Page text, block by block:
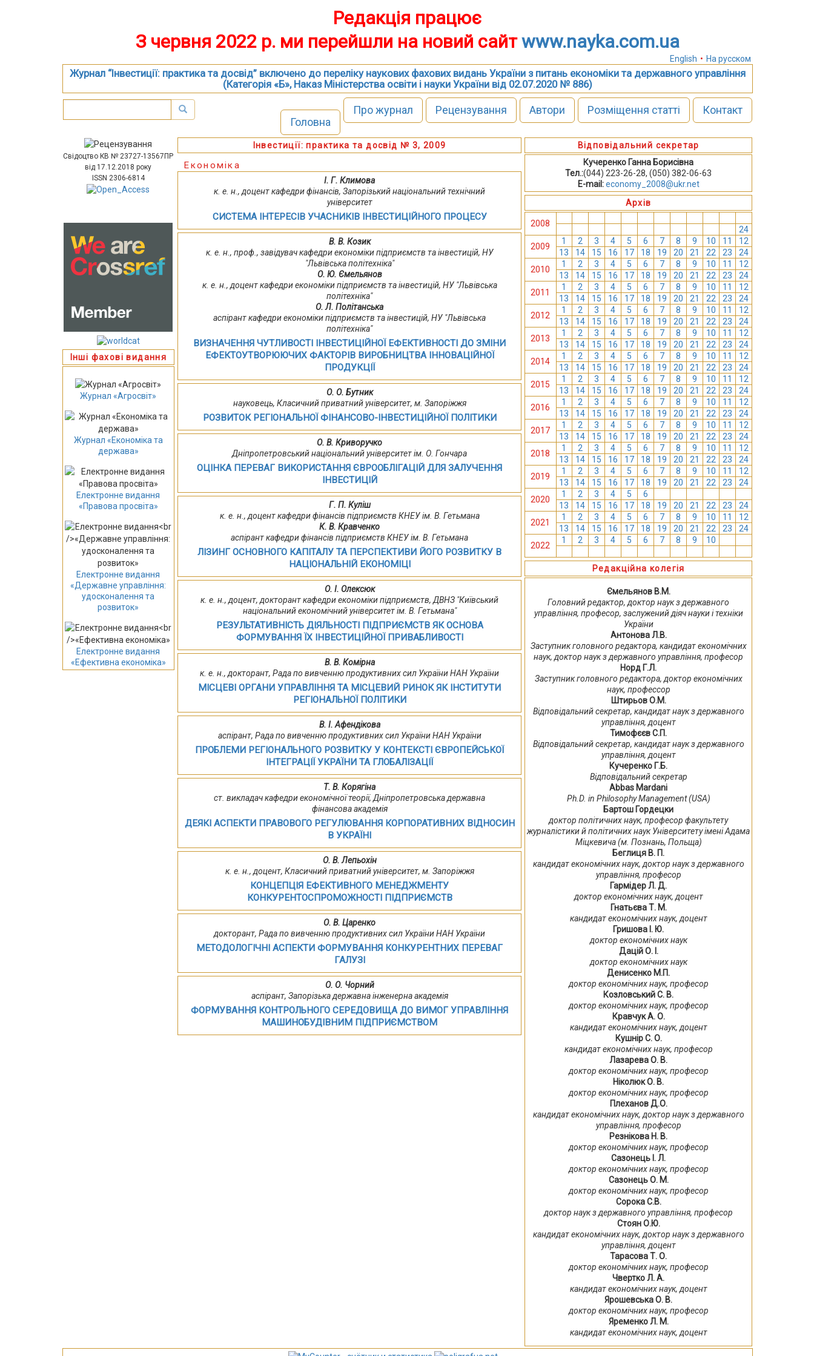
Редакція працює
З червня 2022 р. ми перейшли на новий сайтwww.nayka.com.ua
English • На русском
Журнал “Інвестиції: практика та досвід” включено до переліку наукових фахових видань України з питань економіки та державного управління
(Категорія «Б», Наказ Міністерства освіти і науки України від 02.07.2020 № 886)
Головна
Про журнал Рецензування Автори Розміщення статті Контакт
Свідоцтво КВ № 23727-13567ПР
від 17.12.2018 року
ISSN 2306-6814
Інші фахові видання
Журнал «Агросвіт»
Журнал «Економіка та
держава»
Електронне видання
«Правова просвіта»
Електронне видання
«Державне управління:
удосконалення та
розвиток»
Електронне видання
«Ефективна економіка»
Інвестиції: практика та досвід № 3, 2009
Економіка
І. Г. Климова
к. е. н., доцент кафедри фінансів, Запорізький національний технічний
університет
СИСТЕМА ІНТЕРЕСІВ УЧАСНИКІВ ІНВЕСТИЦІЙНОГО ПРОЦЕСУ
В. В. Козик
к. е. н., проф., завідувач кафедри економіки підприємств та інвестицій, НУ
"Львівська політехніка"
О. Ю. Ємельянов
к. е. н., доцент кафедри економіки підприємств та інвестицій, НУ "Львівська
політехніка"
О. Л. Політанська
аспірант кафедри економіки підприємств та інвестицій, НУ "Львівська
політехніка"
ВИЗНАЧЕННЯ ЧУТЛИВОСТІ ІНВЕСТИЦІЙНОЇ ЕФЕКТИВНОСТІ ДО ЗМІНИ
ЕФЕКТОУТВОРЮЮЧИХ ФАКТОРІВ ВИРОБНИЦТВА ІННОВАЦІЙНОЇ
ПРОДУКЦІЇ
О. О. Бутник
науковець, Класичний приватний університет, м. Запоріжжя
РОЗВИТОК РЕГІОНАЛЬНОЇ ФІНАНСОВО-ІНВЕСТИЦІЙНОЇ ПОЛІТИКИ
О. В. Криворучко
Дніпропетровський національний університет ім. О. Гончара
ОЦІНКА ПЕРЕВАГ ВИКОРИСТАННЯ ЄВРООБЛІГАЦІЙ ДЛЯ ЗАЛУЧЕННЯ
ІНВЕСТИЦІЙ
Г. П. Куліш
к. е. н., доцент кафедри фінансів підприємств КНЕУ ім. В. Гетьмана
К. В. Кравченко
аспірант кафедри фінансів підприємств КНЕУ ім. В. Гетьмана
ЛІЗИНГ ОСНОВНОГО КАПІТАЛУ ТА ПЕРСПЕКТИВИ ЙОГО РОЗВИТКУ В
НАЦІОНАЛЬНІЙ ЕКОНОМІЦІ
О. І. Олексюк
к. е. н., доцент, докторант кафедри економіки підприємств, ДВНЗ "Київський
національний економічний університет ім. В. Гетьмана"
РЕЗУЛЬТАТИВНІСТЬ ДІЯЛЬНОСТІ ПІДПРИЄМСТВ ЯК ОСНОВА
ФОРМУВАННЯ ЇХ ІНВЕСТИЦІЙНОЇ ПРИВАБЛИВОСТІ
В. В. Комірна
к. е. н., докторант, Рада по вивченню продуктивних сил України НАН України
МІСЦЕВІ ОРГАНИ УПРАВЛІННЯ ТА МІСЦЕВИЙ РИНОК ЯК ІНСТИТУТИ
РЕГІОНАЛЬНОЇ ПОЛІТИКИ
В. І. Афендікова
аспірант, Рада по вивченню продуктивних сил України НАН України
ПРОБЛЕМИ РЕГІОНАЛЬНОГО РОЗВИТКУ У КОНТЕКСТІ ЄВРОПЕЙСЬКОЇ
ІНТЕГРАЦІЇ УКРАЇНИ ТА ГЛОБАЛІЗАЦІЇ
Т. В. Корягіна
ст. викладач кафедри економічної теорії, Дніпропетровська державна
фінансова академія
ДЕЯКІ АСПЕКТИ ПРАВОВОГО РЕГУЛЮВАННЯ КОРПОРАТИВНИХ ВІДНОСИН
В УКРАЇНІ
О. В. Лепьохін
к. е. н., доцент, Класичний приватний університет, м. Запоріжжя
КОНЦЕПЦІЯ ЕФЕКТИВНОГО МЕНЕДЖМЕНТУ
КОНКУРЕНТОСПРОМОЖНОСТІ ПІДПРИЄМСТВ
О. В. Царенко
докторант, Рада по вивченню продуктивних сил України НАН України
МЕТОДОЛОГІЧНІ АСПЕКТИ ФОРМУВАННЯ КОНКУРЕНТНИХ ПЕРЕВАГ
ГАЛУЗІ
О. О. Чорний
аспірант, Запорізька державна інженерна академія
ФОРМУВАННЯ КОНТРОЛЬНОГО СЕРЕДОВИЩА ДО ВИМОГ УПРАВЛІННЯ
МАШИНОБУДІВНИМ ПІДПРИЄМСТВОМ
Відповідальний секретар
Кучеренко Ганна Борисівна
Тел.:(044) 223-26-28, (050) 382-06-63
E-mail:economy_2008@ukr.net
Архів
2008
24
2009
1 2 3 4 5 6 7 8 9 10 11
12
13
14 15 16 17 18 19 20 21 22 23
24
2010
1 2 3 4 5 6 7 8 9 10 11
12
13
14 15 16 17 18 19 20 21 22 23
24
2011
1 2 3 4 5 6 7 8 9 10 11
12
13
14 15 16 17 18 19 20 21 22 23
24
2012
1 2 3 4 5 6 7 8 9 10 11
12
13
14 15 16 17 18 19 20 21 22 23
24
2013
1 2 3 4 5 6 7 8 9 10 11
12
13
14 15 16 17 18 19 20 21 22 23
24
2014
1 2 3 4 5 6 7 8 9 10 11
12
13
14 15 16 17 18 19 20 21 22 23
24
2015
1 2 3 4 5 6 7 8 9 10 11
12
13
14 15 16 17 18 19 20 21 22 23
24
2016
1 2 3 4 5 6 7 8 9 10 11
12
13
14 15 16 17 18 19 20 21 22 23
24
2017
1 2 3 4 5 6 7 8 9 10 11
12
13
14 15 16 17 18 19 20 21 22 23
24
2018
1 2 3 4 5 6 7 8 9 10 11
12
13
14 15 16 17 18 19 20 21 22 23
24
2019
1 2 3 4 5 6 7 8 9 10 11
12
13
14 15 16 17 18 19 20 21 22 23
24
2020
1 2 3 4 5 6
13
14 15 16 17 18 19 20 21 22 23
24
2021
1 2 3 4 5 6 7 8 9 10 11
12
13
14 15 16 17 18 19 20 21 22 23
24
2022
1 2 3 4 5 6 7 8 9 10
Редакційна колегія
Ємельянов В.М.
Головний редактор, доктор наук з державного
управління, професор, заслужений діяч науки і техніки
України
Антонова Л.В.
Заступник головного редактора, кандидат економічних
наук, доктор наук з державного управління, професор
Норд Г.Л.
Заступник головного редактора, доктор економічних
наук, профессор
Штирьов О.М.
Відповідальний секретар, кандидат наук з державного
управління, доцент
Тимофєєв С.П.
Відповідальний секретар, кандидат наук з державного
управління, доцент
Кучеренко Г.Б.
Відповідальний секретар
Abbas Mardani
Ph.D. in Philosophy Management (USA)
Бартош Гордецки
доктор політичних наук, професор факультету
журналістики й політичних наук Університету імені Адама
Міцкевича (м. Познань, Польща)
Беглиця В. П.
кандидат економічних наук, доктор наук з державного
управління, професор
Гармідер Л. Д.
доктор економічних наук, доцент
Гнатьєва Т. М.
кандидат економічних наук, доцент
Гришова І. Ю.
доктор економічних наук
Дацій О. І.
доктор економічних наук
Денисенко М.П.
доктор економічних наук, професор
Козловський С. В.
доктор економічних наук, професор
Кравчук А. О.
кандидат економічних наук, доцент
Кушнір С. О.
кандидат економічних наук, професор
Лазарева О. В.
доктор економічних наук, професор
Ніколюк О. В.
доктор економічних наук, професор
Плеханов Д.О.
кандидат економічних наук, доктор наук з державного
управління, професор
Резнікова Н. В.
доктор економічних наук, професор
Сазонець І. Л.
доктор економічних наук, професор
Сазонець О. М.
доктор економічних наук, професор
Сорока С.В.
доктор наук з державного управління, професор
Стоян О.Ю.
кандидат економічних наук, доктор наук з державного
управління, доцент
Тарасова Т. О.
доктор економічних наук, професор
Чвертко Л. А.
кандидат економічних наук, доцент
Ярошевська О. В.
доктор економічних наук, професор
Яременко Л. М.
кандидат економічних наук, доцент